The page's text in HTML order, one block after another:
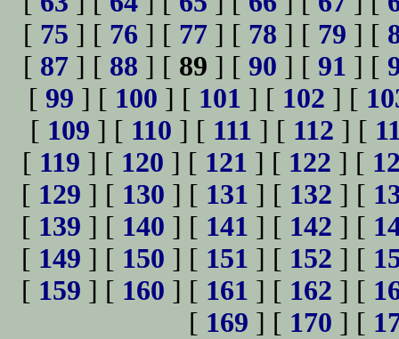
[ 75 ] [ 76 ] [ 77 ] [ 78 ] [ 79 ] [
[ 87 ] [ 88 ] [ 89 ] [ 90 ] [ 91 ] [
[ 99 ] [ 100 ] [ 101 ] [ 102 ] [
[ 109 ] [ 110 ] [ 111 ] [ 112 ] [
[ 119 ] [ 120 ] [ 121 ] [ 122 ] [
[ 129 ] [ 130 ] [ 131 ] [ 132 ] [
[ 139 ] [ 140 ] [ 141 ] [ 142 ] [
[ 149 ] [ 150 ] [ 151 ] [ 152 ] [
[ 159 ] [ 160 ] [ 161 ] [ 162 ] [
[ 169 ] [ 170 ] [